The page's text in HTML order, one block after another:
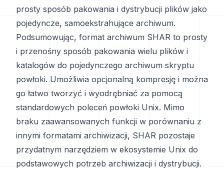
prosty sposób pakowania i dystrybucji plików jako
pojedyncze, samoekstrahujące archiwum.
Podsumowując, format archiwum SHAR to prosty
i przenośny sposób pakowania wielu plików i
katalogów do pojedynczego archiwum skryptu
powłoki. Umożliwia opcjonalną kompresję i można
go łatwo tworzyć i wyodrębniać za pomocą
standardowych poleceń powłoki Unix. Mimo
braku zaawansowanych funkcji w porównaniu z
innymi formatami archiwizacji, SHAR pozostaje
przydatnym narzędziem w ekosystemie Unix do
podstawowych potrzeb archiwizacji i dystrybucji.